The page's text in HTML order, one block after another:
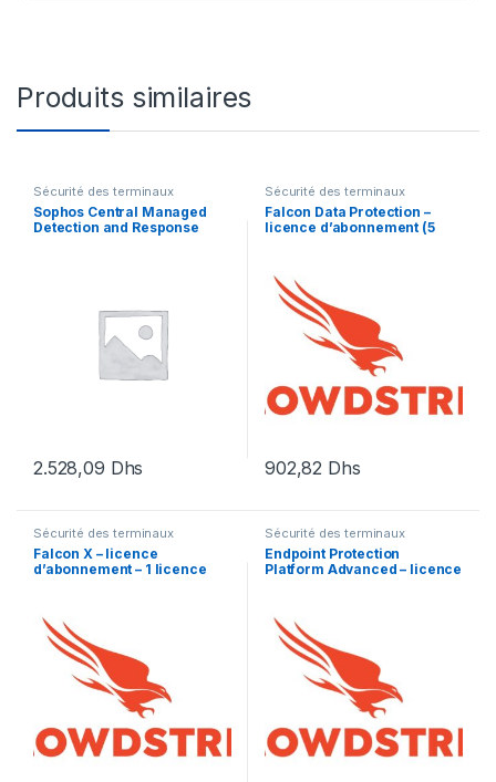
Produits similaires
Sécurité des terminaux
Sophos Central Managed
Detection and Response
2.528,09 Dhs
Sécurité des terminaux
Falcon Data Protection –
licence d’abonnement (5
902,82 Dhs
Sécurité des terminaux
Falcon X – licence
d’abonnement – 1 licence
Sécurité des terminaux
Endpoint Protection
Platform Advanced – licence